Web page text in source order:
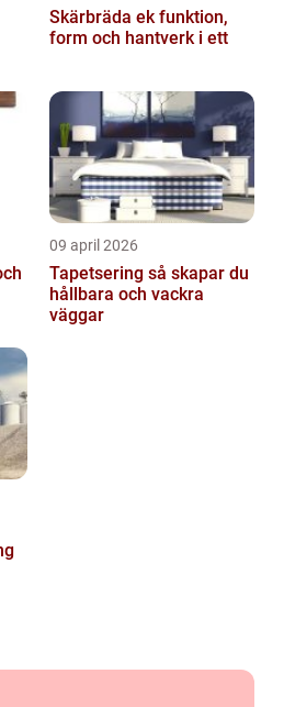
Skärbräda ek funktion,
form och hantverk i ett
09 april 2026
Tapetsering så skapar du
hållbara och vackra
väggar